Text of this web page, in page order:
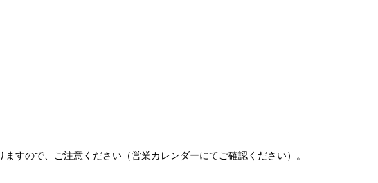
すので、ご注意ください（営業カレンダーにてご確認ください）。